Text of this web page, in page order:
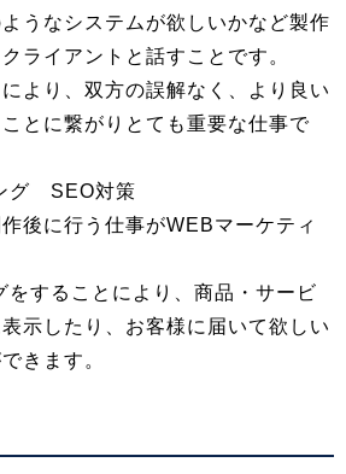
うなシステムが欲しいかなど製作
ライアントと話すことです。
より、双方の誤解なく、より良い
とに繋がりとても重要な仕事で
グ SEO対策
後に行う仕事がWEBマーケティ
をすることにより、商品・サービ
示したり、お客様に届いて欲しい
きます。